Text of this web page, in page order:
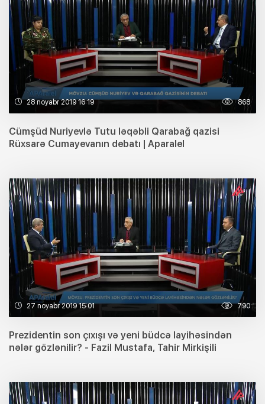
28 noyabr 2019 16:19 868
Cümşüd Nuriyevlə Tutu ləqəbli Qarabağ qazisi
Rüxsarə Cumayevanın debatı | Aparalel
27 noyabr 2019 15:01 790
Prezidentin son çıxışı və yeni büdcə layihəsindən
nələr gözlənilir? - Fazil Mustafa, Tahir Mirkişili